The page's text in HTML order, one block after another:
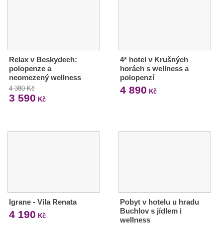
Relax v Beskydech:
polopenze a
neomezený wellness
4 380 Kč
3 590 Kč
4* hotel v Krušných
horách s wellness a
polopenzí
4 890 Kč
Igrane - Vila Renata
4 190 Kč
Pobyt v hotelu u hradu
Buchlov s jídlem i
wellness